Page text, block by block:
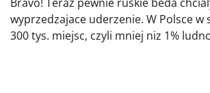
Bravo! Teraz pewnie ruskie beda
wyprzedzajace uderzenie. W Polsce
300 tys. miejsc, czyli mniej niz 1%